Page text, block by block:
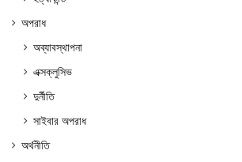
অপরাধ
অব্যাবস্থাপনা
এক্সক্লুসিভ
দুর্নীতি
সাইবার অপরাধ
অর্থনীতি